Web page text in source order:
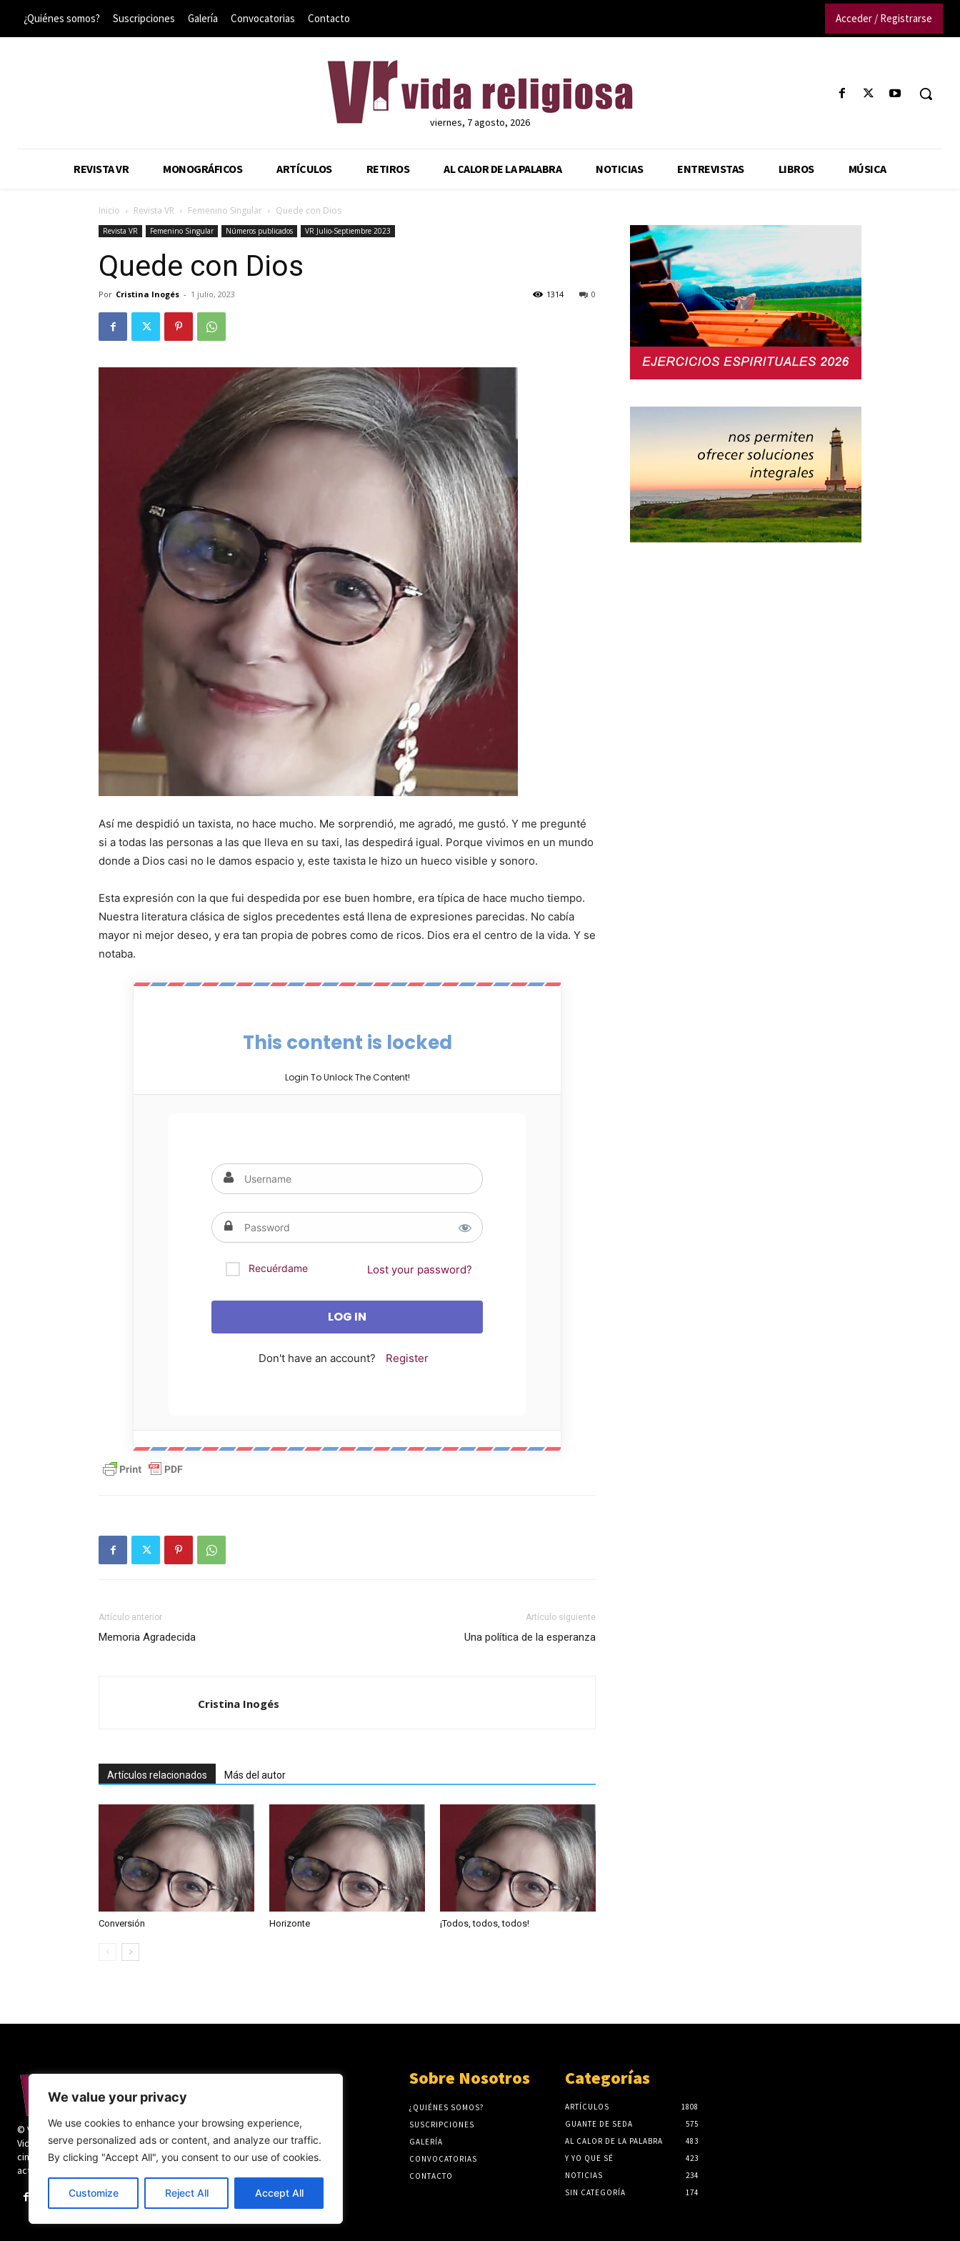
We value your privacy
We use cookies to enhance your browsing experience,
serve personalized ads or content, and analyze our traffic.
By clicking "Accept All", you consent to our use of cookies.
Customize Reject All Accept All
¿Quiénes somos? Suscripciones Galería Convocatorias Contacto Acceder / Registrarse
viernes, 7 agosto, 2026
REVISTA VR MONOGRÁFICOS ARTÍCULOS RETIROS AL CALOR DE LA PALABRA NOTICIAS ENTREVISTAS LIBROS MÚSICA
Inicio Revista VR Femenino Singular Quede con Dios
Revista VR Femenino Singular Números publicados VR Julio-Septiembre 2023
Quede con Dios
Por Cristina Inogés - 1 julio, 2023 0
1314
Así me despidió un taxista, no hace mucho. Me sorprendió, me agradó, me gustó. Y me pregunté
si a todas las personas a las que lleva en su taxi, las despedirá igual. Porque vivimos en un mundo
donde a Dios casi no le damos espacio y, este taxista le hizo un hueco visible y sonoro.
Esta expresión con la que fui despedida por ese buen hombre, era típica de hace mucho tiempo.
Nuestra literatura clásica de siglos precedentes está llena de expresiones parecidas. No cabía
mayor ni mejor deseo, y era tan propia de pobres como de ricos. Dios era el centro de la vida. Y se
notaba.
This content is locked
Login To Unlock The Content!
Recuérdame Lost your password?
Don't have an account? Register
Artículo anterior
Memoria Agradecida
Artículo siguiente
Una política de la esperanza
Cristina Inogés
Artículos relacionados Más del autor
Conversión Horizonte ¡Todos, todos, todos!
© Vida Religiosa. Todos los derechos reservados.
Vida Religiosa es una revista mensual y además
cinco números monográficos sobre teología y
actualidad de la vida religiosa.
Sobre Nosotros
¿QUIÉNES SOMOS?
SUSCRIPCIONES
GALERÍA
CONVOCATORIAS
CONTACTO
Categorías
ARTÍCULOS
1808
GUANTE DE SEDA
575
AL CALOR DE LA PALABRA
483
Y YO QUE SÉ
423
NOTICIAS
234
SIN CATEGORÍA
174